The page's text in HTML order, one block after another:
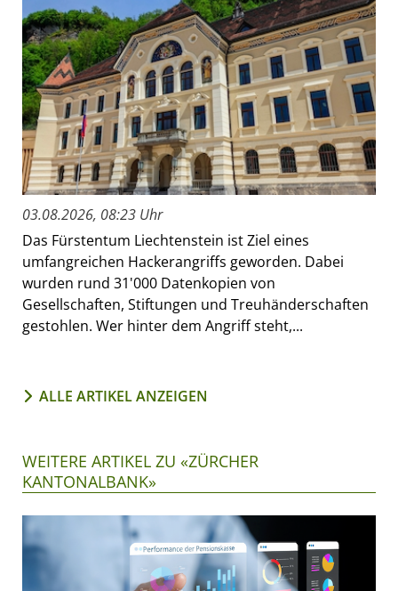
03.08.2026, 08:23 Uhr
Das Fürstentum Liechtenstein ist Ziel eines
umfangreichen Hackerangriffs geworden. Dabei
wurden rund 31'000 Datenkopien von
Gesellschaften, Stiftungen und Treuhänderschaften
gestohlen. Wer hinter dem Angriff steht,...
ALLE ARTIKEL ANZEIGEN
WEITERE ARTIKEL ZU «ZÜRCHER
KANTONALBANK»